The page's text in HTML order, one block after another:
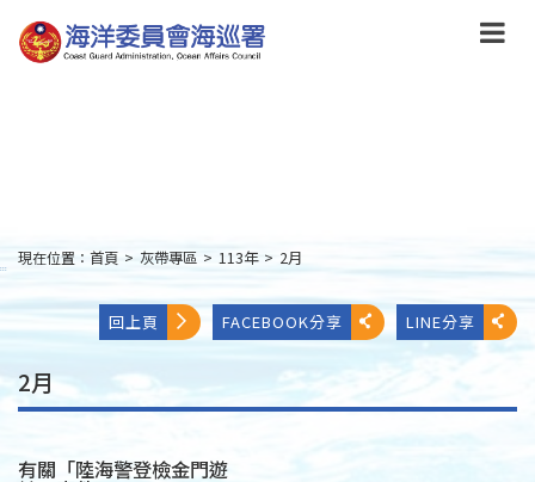
到
主
:::
現在位置： 首頁 > 灰帶專區 > 113年 > 2月
回上頁 FACEBOOK分享 LINE分享
2月
有關「陸海警登檢金門遊